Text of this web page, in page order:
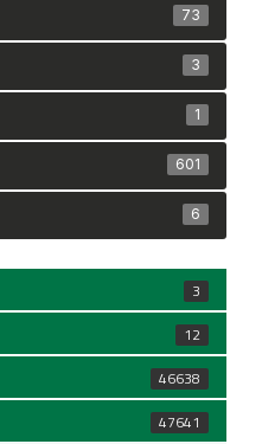
73
3
1
601
6
3
12
46638
47641